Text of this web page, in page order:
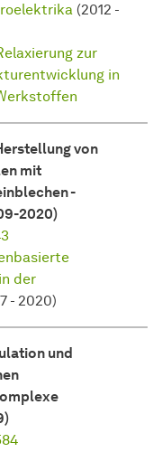
(2012 -
zur
in
von
mit
-
2020)
der
- 2020)
und